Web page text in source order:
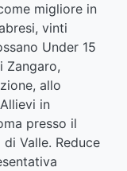
migliore in
vinti
Under 15
Zangaro,
allo
in
presso il
Valle. Reduce